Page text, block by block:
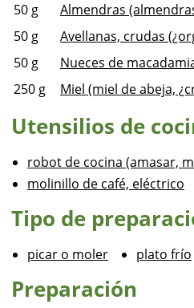
50 g
Almendras
50 g
Avellanas, crudas
50 g
Nueces de
250 g Miel (miel de abeja,
Utensilios de
robot de cocina (amasar,
molinillo de café, eléctrico
Tipo de
picar o moler plato frío
Preparación